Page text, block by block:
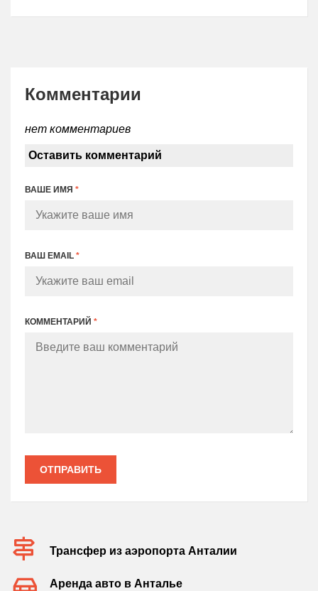
Комментарии
нет комментариев
Оставить комментарий
ВАШЕ ИМЯ *
ВАШ EMAIL *
КОММЕНТАРИЙ *
ОТПРАВИТЬ
Трансфер из аэропорта Анталии
Аренда авто в Анталье